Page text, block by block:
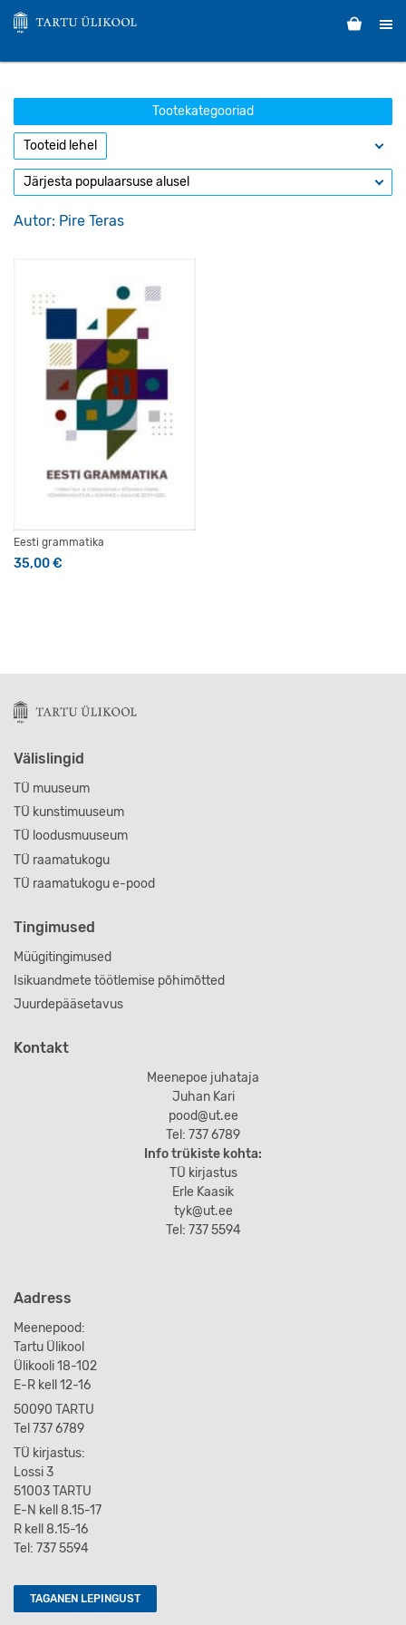
Tootekategooriad
Autor: Pire Teras
Eesti grammatika
35,00€
Välislingid
TÜ muuseum
TÜ kunstimuuseum
TÜ loodusmuuseum
TÜ raamatukogu
TÜ raamatukogu e-pood
Tingimused
Müügitingimused
Isikuandmete töötlemise põhimõtted
Juurdepääsetavus
Kontakt
Meenepoe juhataja
Juhan Kari
pood@ut.ee
Tel: 737 6789
Info trükiste kohta:
TÜ kirjastus
Erle Kaasik
tyk@ut.ee
Tel: 737 5594
Aadress
Meenepood:
Tartu Ülikool
Ülikooli 18-102
E-R kell 12-16
50090 TARTU
Tel 737 6789
TÜ kirjastus:
Lossi 3
51003 TARTU
E-N kell 8.15-17
R kell 8.15-16
Tel: 737 5594
TAGANEN LEPINGUST